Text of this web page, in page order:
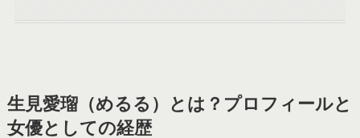
生見愛瑠（めるる）とは？プロフィールと
女優としての経歴